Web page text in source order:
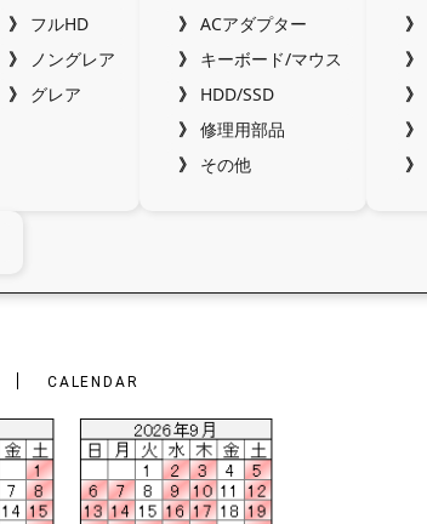
フルHD
ノングレア
グレア
ACアダプター
キーボード/マウス
HDD/SSD
修理用部品
その他
CALENDAR